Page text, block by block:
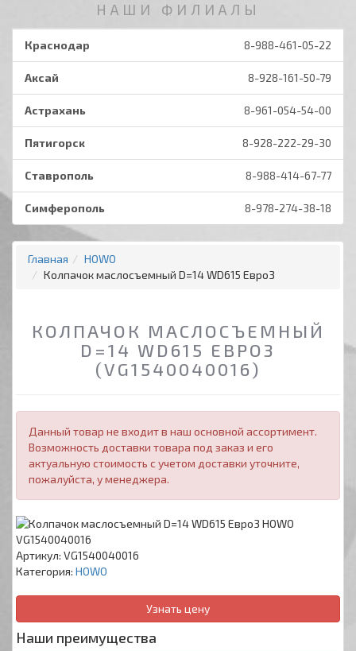
НАШИ ФИЛИАЛЫ
Краснодар 8-988-461-05-22
Аксай 8-928-161-50-79
Астрахань 8-961-054-54-00
Пятигорск 8-928-222-29-30
Ставрополь 8-988-414-67-77
Симферополь 8-978-274-38-18
Главная
HOWO
Колпачок маслосъемный D=14 WD615 Евро3
КОЛПАЧОК МАСЛОСЪЕМНЫЙ
D=14 WD615 ЕВРО3
(VG1540040016)
Данный товар не входит в наш основной ассортимент.
Возможность доставки товара под заказ и его
актуальную стоимость с учетом доставки уточните,
пожалуйста, у менеджера.
Артикул: VG1540040016
Категория: HOWO
Узнать цену
Наши преимущества